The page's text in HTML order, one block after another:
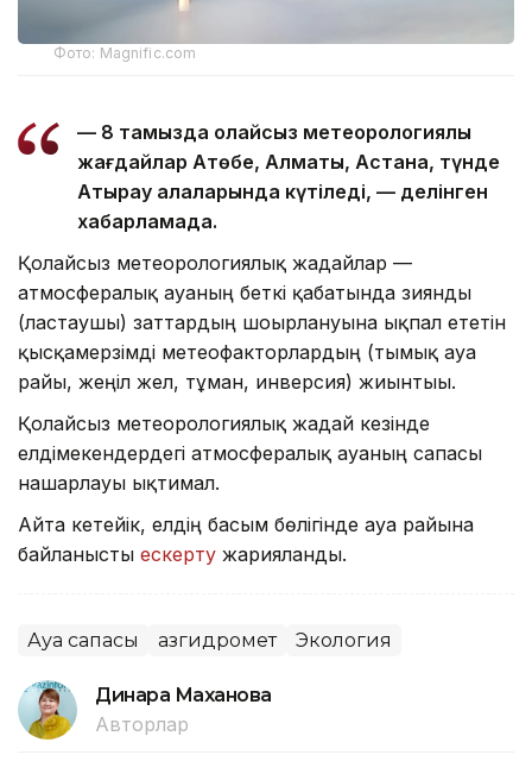
Фото: Magnific.com
— 8 тамызда қолайсыз метеорологиялық
жағдайлар Ақтөбе, Алматы, Астана, түнде
Атырау қалаларында күтіледі, — делінген
хабарламада.
Қолайсыз метеорологиялық жағдайлар —
атмосфералық ауаның беткі қабатында зиянды
(ластаушы) заттардың шоғырлануына ықпал ететін
қысқамерзімді метеофакторлардың (тымық ауа
райы, жеңіл жел, тұман, инверсия) жиынтығы.
Қолайсыз метеорологиялық жағдай кезінде
елдімекендердегі атмосфералық ауаның сапасы
нашарлауы ықтимал.
Айта кетейік, елдің басым бөлігінде ауа райына
байланысты ескерту жарияланды.
Ауа сапасы Қазгидромет Экология
Динара Маханова
Авторлар